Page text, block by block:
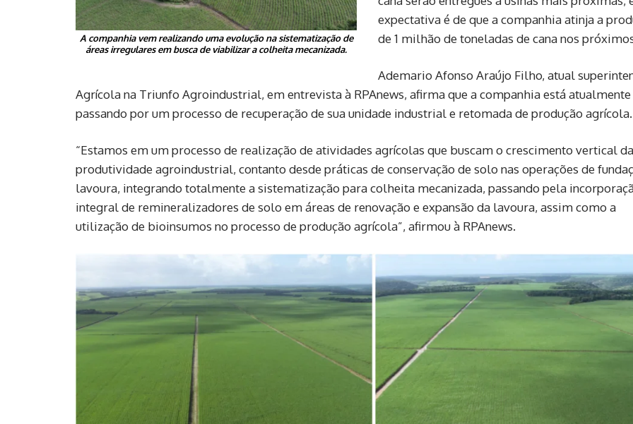
A companhia vem realizando uma evolução na sistematização de
áreas irregulares em busca de viabilizar a colheita mecanizada.
expectativa é de que a companhia atinja a
de 1 milhão de toneladas de cana nos
Ademario Afonso Araújo Filho, atual
Agrícola na Triunfo Agroindustrial, em entrevista à RPAnews, afirma que a companhia está atualmente
passando por um processo de recuperação de sua unidade industrial e retomada de produção agrícola.
“Estamos em um processo de realização de atividades agrícolas que buscam o crescimento vertical da
produtividade agroindustrial, contanto desde práticas de conservação de solo nas operações de
lavoura, integrando totalmente a sistematização para colheita mecanizada, passando pela
integral de remineralizadores de solo em áreas de renovação e expansão da lavoura, assim como a
utilização de bioinsumos no processo de produção agrícola”, afirmou à RPAnews.